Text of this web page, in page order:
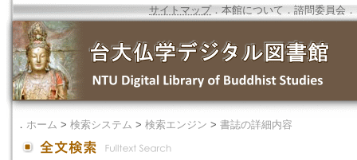
サイトマップ．本館について ． 諮問委員会 ．
． ホーム > 検索システム > 検索エンジン > 書誌の詳細内容